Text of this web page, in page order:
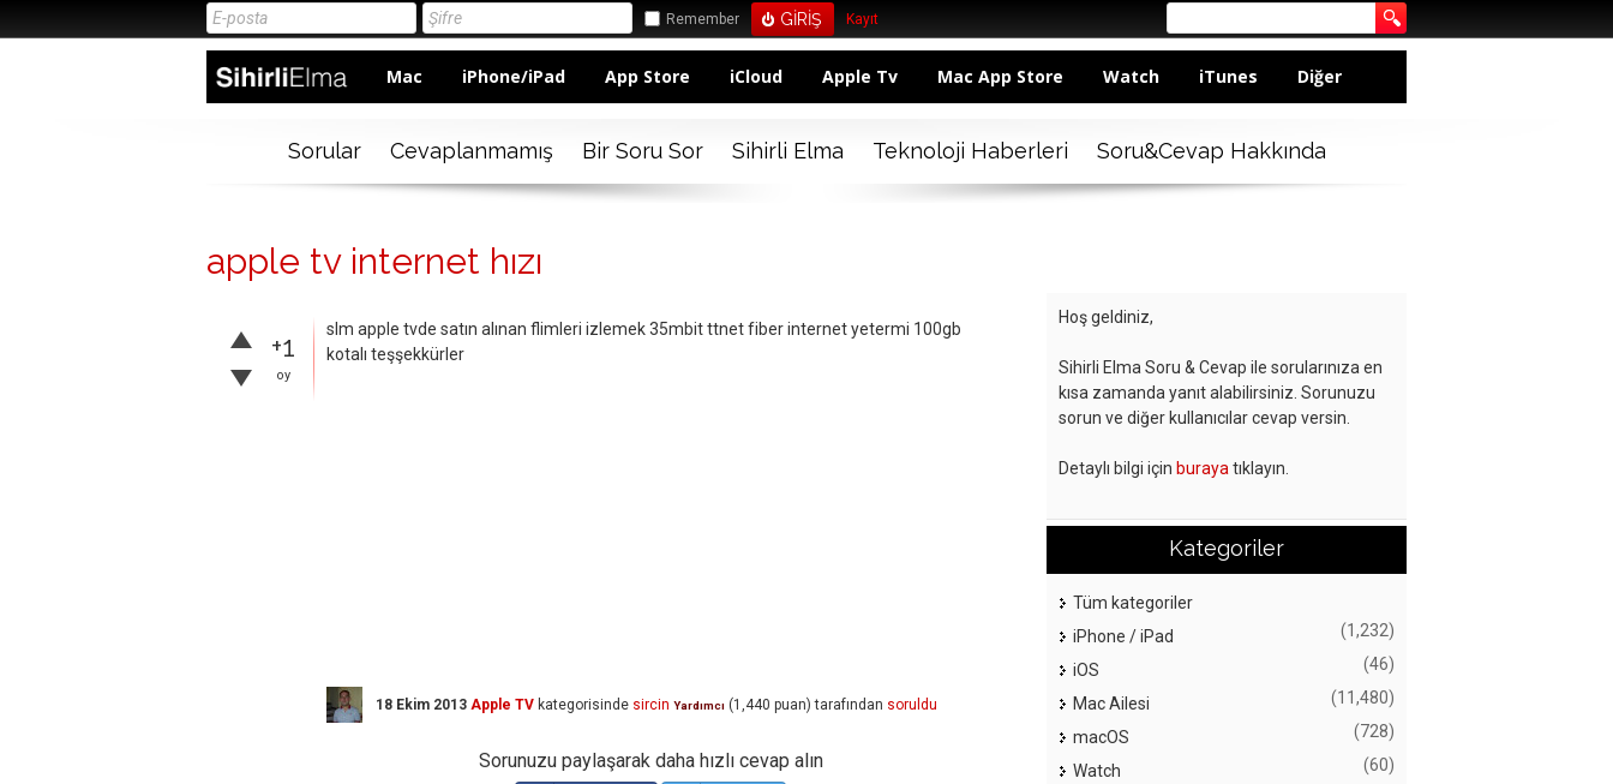
Remember Kayıt
Mac iPhone/iPad App Store iCloud Apple Tv Mac App Store Watch iTunes Diğer
Sorular Cevaplanmamış Bir Soru Sor Sihirli Elma Teknoloji Haberleri Soru&Cevap Hakkında
apple tv internet hızı
+1
oy
slm apple tvde satın alınan flimleri izlemek 35mbit ttnet fiber internet yetermi 100gb
kotalı teşşekkürler
18 Ekim 2013 Apple TV kategorisinde sircin Yardımcı (1,440 puan) tarafından soruldu
Sorunuzu paylaşarak daha hızlı cevap alın
Hoş geldiniz,
Sihirli Elma Soru & Cevap ile sorularınıza en
kısa zamanda yanıt alabilirsiniz. Sorunuzu
sorun ve diğer kullanıcılar cevap versin.
Detaylı bilgi için buraya tıklayın.
Kategoriler
Tüm kategoriler
iPhone / iPad
(1,232)
iOS (46)
Mac Ailesi (11,480)
macOS (728)
Watch (60)